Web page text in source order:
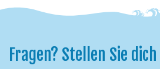
Fragen? Stellen Sie